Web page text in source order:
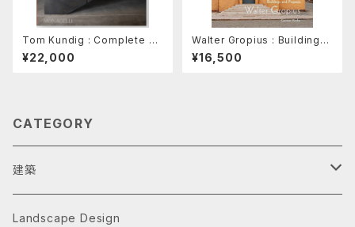
Tom Kundig : Complete H
ouses
¥22,000
Walter Gropius : Buildings
and Projects
¥16,500
CATEGORY
建築
Architecture Monographs
Landscape Design